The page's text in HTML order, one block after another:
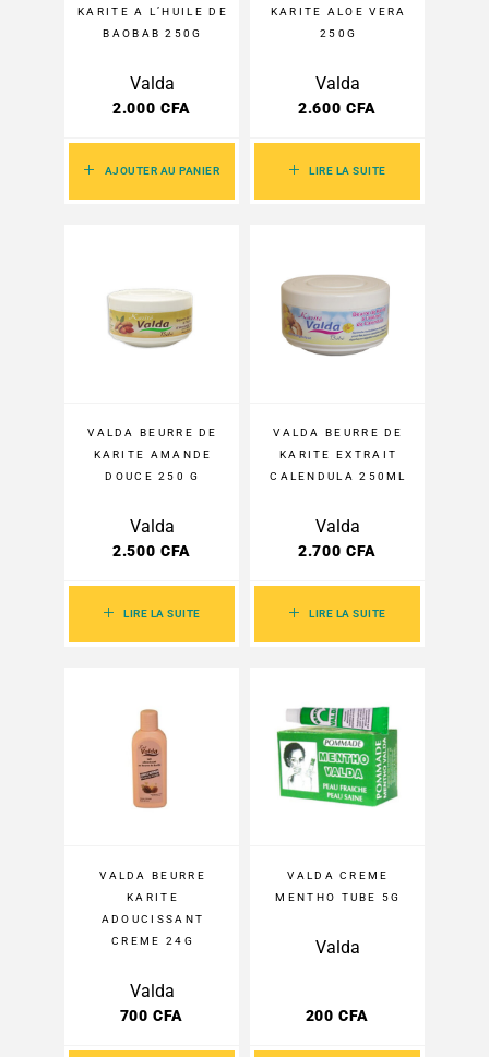
AJOUTER AU PANIER
KARITE A L’HUILE DE
BAOBAB 250G
Valda
2.000 CFA
LIRE LA SUITE
KARITE ALOE VERA
250G
Valda
2.600 CFA
LIRE LA SUITE
VALDA BEURRE DE
KARITE AMANDE
DOUCE 250 G
Valda
2.500 CFA
LIRE LA SUITE
VALDA BEURRE DE
KARITE EXTRAIT
CALENDULA 250ML
Valda
2.700 CFA
VALDA BEURRE
KARITE
ADOUCISSANT
CREME 24G
Valda
700 CFA
VALDA CREME
MENTHO TUBE 5G
Valda
200 CFA